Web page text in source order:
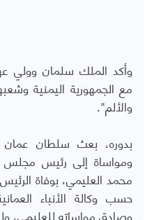
وأكد الملك سلمان وولي
مع الجمهورية اليمنية
والألم".
بدوره، بعث سلطان عمان
ومواساة إلى رئيس مجلس
محمد العليمي، بوفاة
حسب وكالة الأنباء
وصادق مواساته للعليمي،